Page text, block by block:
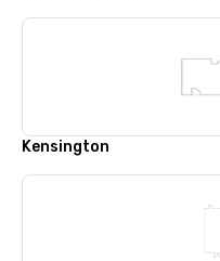
Kensington